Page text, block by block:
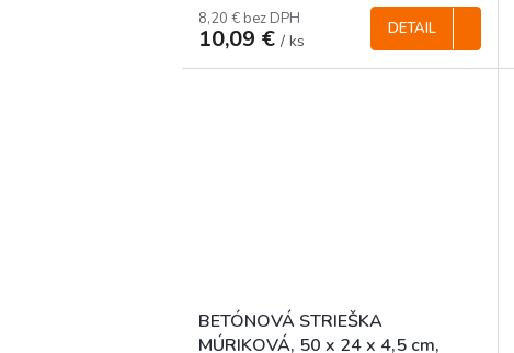
8,20 € bez DPH
10,09 € / ks
DETAIL
BETÓNOVÁ STRIEŠKA
MÚRIKOVÁ, 50 x 24 x 4,5 cm,